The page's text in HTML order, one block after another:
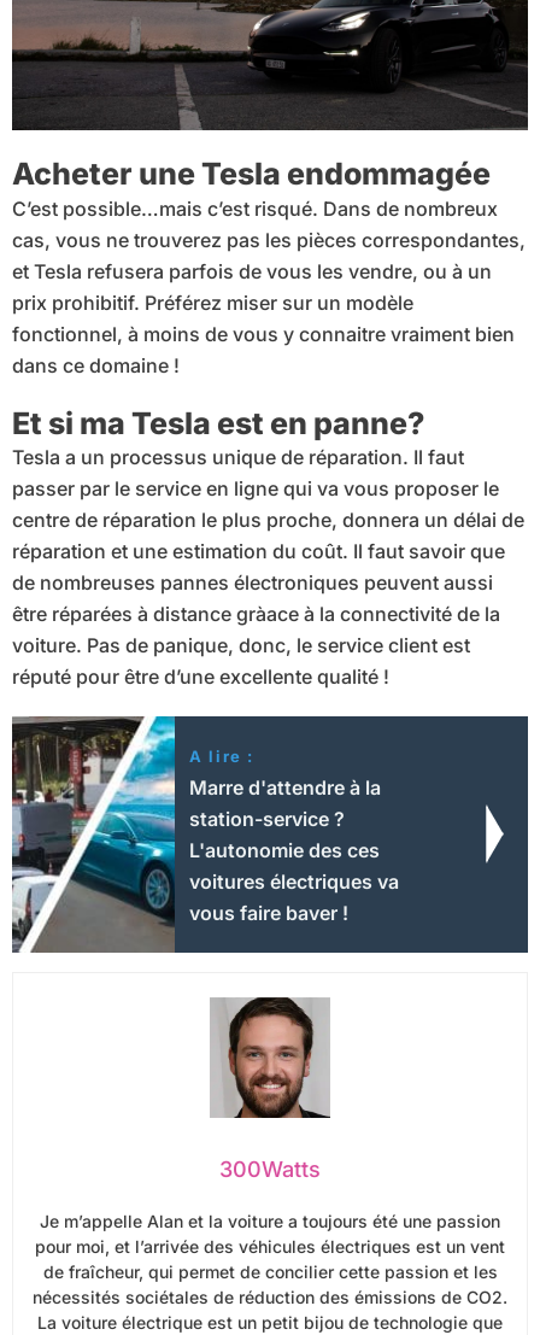
Acheter une Tesla endommagée
C’est possible…mais c’est risqué. Dans de nombreux
cas, vous ne trouverez pas les pièces correspondantes,
et Tesla refusera parfois de vous les vendre, ou à un
prix prohibitif. Préférez miser sur un modèle
fonctionnel, à moins de vous y connaitre vraiment bien
dans ce domaine !
Et si ma Tesla est en panne?
Tesla a un processus unique de réparation. Il faut
passer par le service en ligne qui va vous proposer le
centre de réparation le plus proche, donnera un délai de
réparation et une estimation du coût. Il faut savoir que
de nombreuses pannes électroniques peuvent aussi
être réparées à distance gràace à la connectivité de la
voiture. Pas de panique, donc, le service client est
réputé pour être d’une excellente qualité !
A lire :
Marre d'attendre à la
station-service ?
L'autonomie des ces
voitures électriques va
vous faire baver !
300Watts
Je m’appelle Alan et la voiture a toujours été une passion
pour moi, et l’arrivée des véhicules électriques est un vent
de fraîcheur, qui permet de concilier cette passion et les
nécessités sociétales de réduction des émissions de CO2.
La voiture électrique est un petit bijou de technologie que